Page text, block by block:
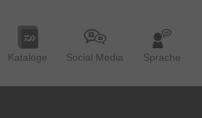
Kataloge Social Media Sprache